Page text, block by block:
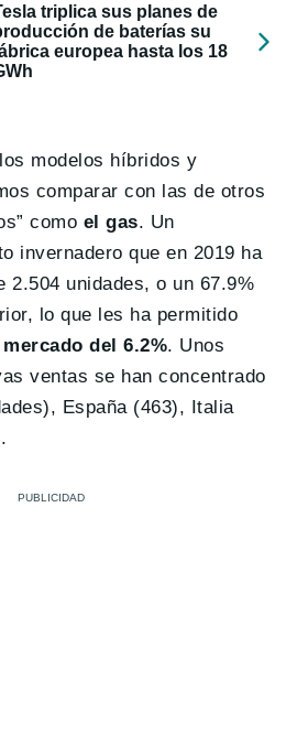
triplica sus planes de
de baterías su
europea hasta los 18
modelos híbridos y
comparar con las de otros
como el gas. Un
invernadero que en 2019 ha
2.504 unidades, o un 67.9%
lo que les ha permitido
del 6.2%. Unos
ventas se han concentrado
España (463), Italia